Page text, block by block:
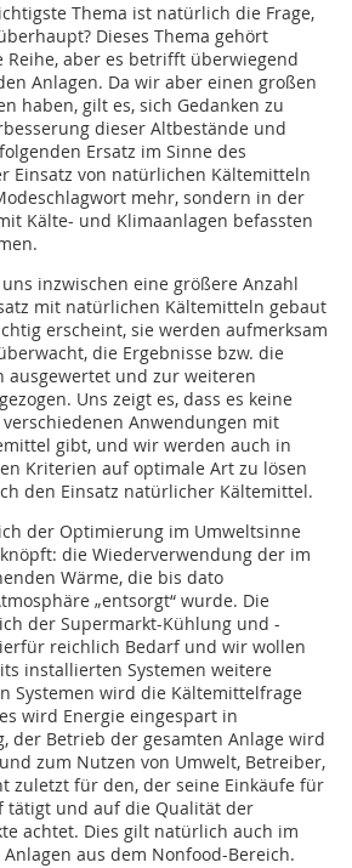
Thema ist natürlich die Frage,
Dieses Thema gehört
aber es betrifft überwiegend
Anlagen. Da wir aber einen großen
haben, gilt es, sich Gedanken zu
dieser Altbestände und
Ersatz im Sinne des
Einsatz von natürlichen Kältemitteln
mehr, sondern in der
Kälte- und Klimaanlagen befassten
inzwischen eine größere Anzahl
mit natürlichen Kältemitteln gebaut
erscheint, sie werden aufmerksam
die Ergebnisse bzw. die
ausgewertet und zur weiteren
Uns zeigt es, dass es keine
Anwendungen mit
gibt, und wir werden auch in
Kriterien auf optimale Art zu lösen
den Einsatz natürlicher Kältemittel.
der Optimierung im Umweltsinne
die Wiederverwendung der im
Wärme, die bis dato
„entsorgt“ wurde. Die
der Supermarkt-Kühlung und -
reichlich Bedarf und wir wollen
installierten Sys­temen weitere
Systemen wird die Kältemittelfrage
wird Energie eingespart in
der Betrieb der gesamten Anlage wird
zum Nutzen von Umwelt, Betreiber,
zuletzt für den, der seine Einkäufe für
tätigt und auf die Qualität der
achtet. Dies gilt natürlich auch im
aus dem Nonfood-Bereich.